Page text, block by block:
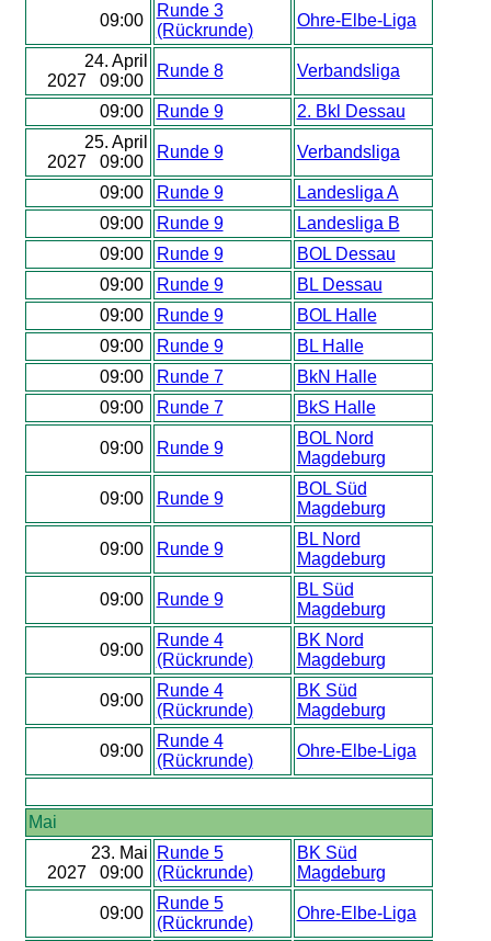
09:00
Runde 3
(Rückrunde)
Ohre-Elbe-Liga
24. April
2027 09:00
Runde 8 Verbandsliga
09:00 Runde 9
2. Bkl Dessau
25. April
2027 09:00
Runde 9 Verbandsliga
09:00 Runde 9
Landesliga A
09:00
Runde 9
Landesliga B
09:00
Runde 9
BOL Dessau
09:00
Runde 9
BL Dessau
09:00
Runde 9
BOL Halle
09:00
Runde 9
BL Halle
09:00
Runde 7
BkN Halle
09:00
Runde 7 BkS Halle
09:00 Runde 9
BOL Nord
Magdeburg
09:00 Runde 9
BOL Süd
Magdeburg
09:00 Runde 9
BL Nord
Magdeburg
09:00 Runde 9
BL Süd
Magdeburg
09:00
Runde 4
(Rückrunde)
BK Nord
Magdeburg
09:00
Runde 4
(Rückrunde)
BK Süd
Magdeburg
09:00
Runde 4
(Rückrunde)
Ohre-Elbe-Liga
Mai
23. Mai
2027 09:00
Runde 5
(Rückrunde)
BK Süd
Magdeburg
09:00
Runde 5
(Rückrunde)
Ohre-Elbe-Liga